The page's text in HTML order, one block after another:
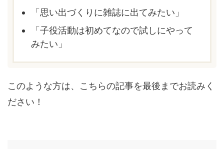
「思い出づくりに雑誌に出てみたい」
「子役活動は初めてなので試しにやって
みたい」
このような方は、こちらの記事を最後までお読みく
ださい！